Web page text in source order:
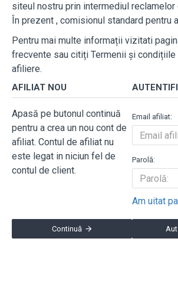
siteul nostru prin intermediul
În prezent , comisionul standard pentru
Pentru mai multe informații vizitati
frecvente sau citiți Termenii și condițiile
afiliere.
AFILIAT NOU
Apasă pe butonul continuă
pentru a crea un nou cont de
afiliat. Contul de afiliat nu
este legat in niciun fel de
contul de client.
Continuă
Email afiliat:
Parolă:
Am uitat